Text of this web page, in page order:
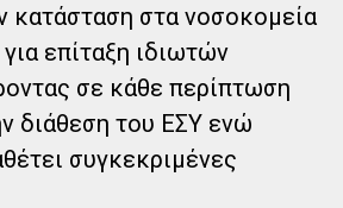
κατάσταση στα νοσοκομεία
επίταξη ιδιωτών
σε κάθε περίπτωση
διάθεση του ΕΣΥ ενώ
συγκεκριμένες